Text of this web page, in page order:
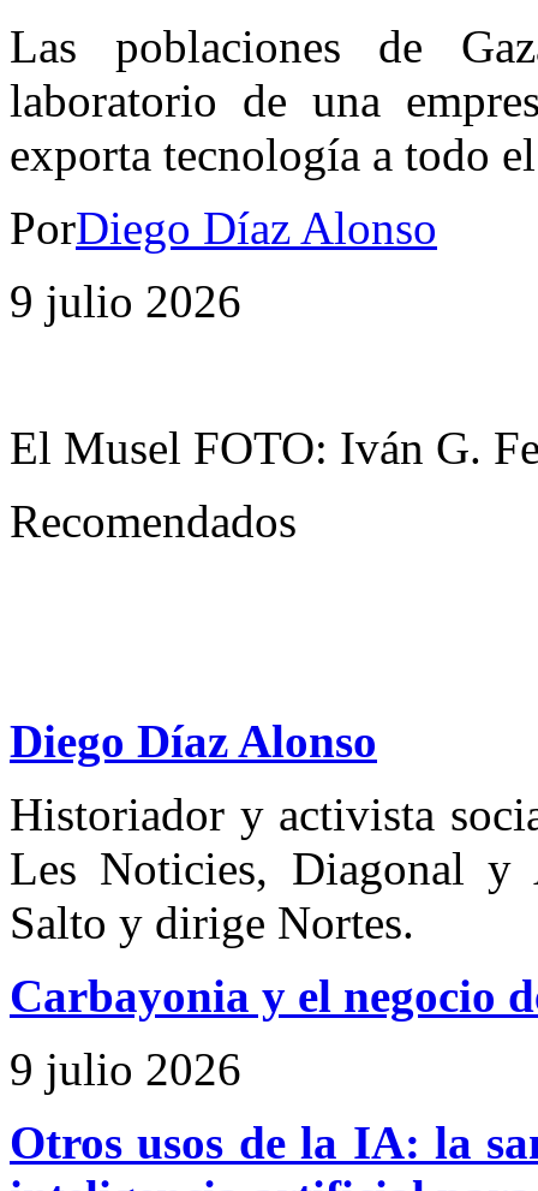
Las poblaciones de
laboratorio de una
exporta tecnología a todo
PorDiego Díaz Alonso
9 julio 2026
El Musel FOTO: Iván G.
Recomendados
Diego Díaz Alonso
Historiador y activista
Les Noticies, Diagonal
Salto y dirige Nortes.
Carbayonia y el negocio
9 julio 2026
Otros usos de la IA: la